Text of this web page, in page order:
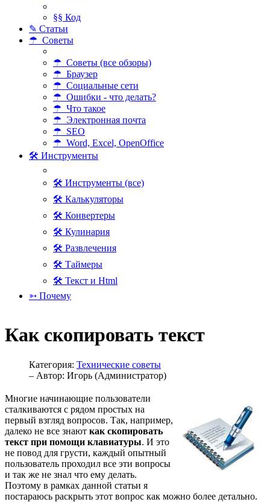
§§ Код
✎ Статьи
☂ Советы
☂ Советы (все обзоры)
☂ Браузер
☂ Социальные сети
☂ Ошибки - что делать?
☂ Что такое
☂ Электронная почта
☂ SEO
☂ Word, Excel, OpenOffice
🛠 Инструменты
🛠 Инструменты (все)
🛠 Калькуляторы
🛠 Конвертеры
🛠 Кулинария
🛠 Развлечения
🛠 Таймеры
🛠 Текст и Html
➳ Почему
Как скопировать текст
Категория: Технические советы
– Автор: Игорь (Администратор)
Многие начинающие пользователи
сталкиваются с рядом простых на
первый взгляд вопросов. Так, например,
далеко не все знают как скопировать
текст при помощи клавиатуры. И это
не повод для грусти, каждый опытный
пользователь проходил все эти вопросы
и так же не знал что ему делать.
Поэтому в рамках данной статьи я
постараюсь раскрыть этот вопрос как можно более детально.